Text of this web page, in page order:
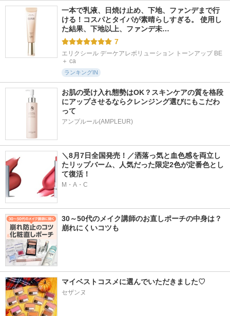
一本で乳液、日焼け止め、下地、ファンデまで行
ける！コスパとタイパが素晴らしすぎる。 使用し
た結果、下地以上、ファンデ未…
7
エリクシール デーケアレボリューション トーンアップ BE
＋ ca
ランキングIN
お肌の受け入れ態勢はOK？スキンケアの質を格段
にアップさせるならクレンジング選びにもこだわ
って
アンプルール(AMPLEUR)
＼8月7日全国発売！／洒落っ気と血色感を両立し
たリップバーム、人気だった限定2色が定番色とし
て復活！
M・A・C
30～50代のメイク講師のお直しポーチの中身は？
崩れにくいコツも
マイベストコスメに選んでいただきました♡
セザンヌ